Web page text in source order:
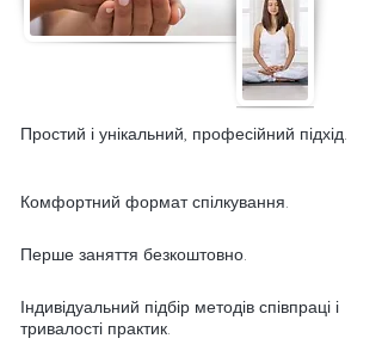
Простий і унікальний, професійний підхід.
Комфортний формат спілкування.
Перше заняття безкоштовно.
Індивідуальний підбір методів співпраці і
тривалості практик.